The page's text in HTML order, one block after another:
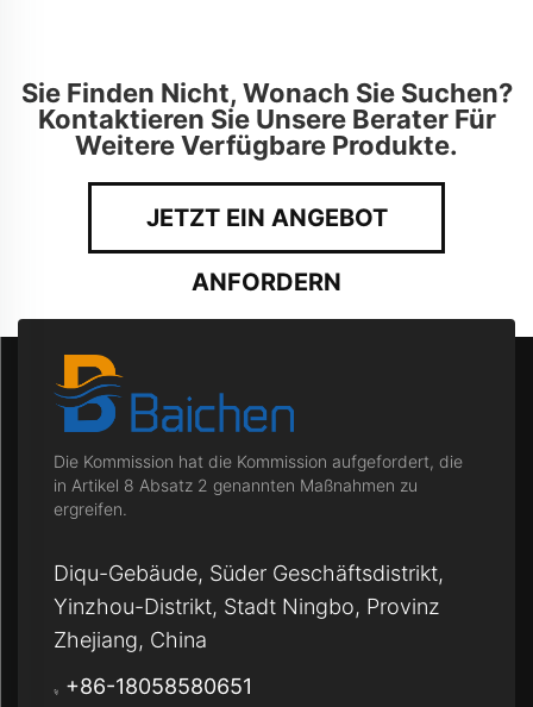
Sie Finden Nicht, Wonach Sie Suchen?
Kontaktieren Sie Unsere Berater Für
Weitere Verfügbare Produkte.
JETZT EIN ANGEBOT
ANFORDERN
Die Kommission hat die Kommission aufgefordert, die
in Artikel 8 Absatz 2 genannten Maßnahmen zu
ergreifen.
Diqu-Gebäude, Süder Geschäftsdistrikt,
Yinzhou-Distrikt, Stadt Ningbo, Provinz
Zhejiang, China
+86-18058580651